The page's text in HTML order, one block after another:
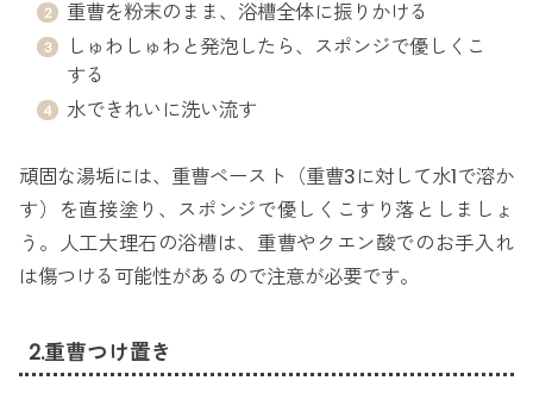
重曹を粉末のまま、浴槽全体に振りかける
しゅわしゅわと発泡したら、スポンジで優しくこ
する
水できれいに洗い流す
頑固な湯垢には、重曹ペースト（重曹3に対して水1で溶か
す）を直接塗り、スポンジで優しくこすり落としましょ
う。人工大理石の浴槽は、重曹やクエン酸でのお手入れ
は傷つける可能性があるので注意が必要です。
2.重曹つけ置き